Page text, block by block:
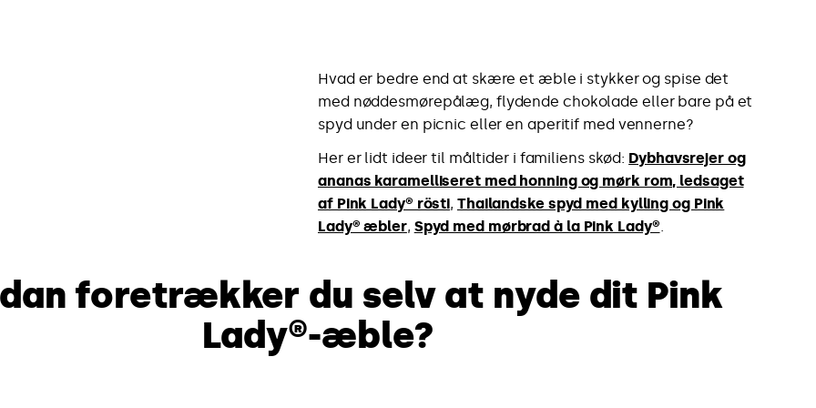
Hvad er bedre end at skære et æble i stykker og spise det
med nøddesmørepålæg, flydende chokolade eller bare på et
spyd under en picnic eller en aperitif med vennerne?
Her er lidt ideer til måltider i familiens skød: Dybhavsrejer og
ananas karamelliseret med honning og mørk rom, ledsaget
af Pink Lady® rösti, Thailandske spyd med kylling og Pink
Lady® æbler, Spyd med mørbrad à la Pink Lady®.
foretrækker du selv at nyde dit Pink
Lady®-æble?